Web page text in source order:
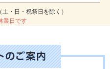
・日・祝祭日を除く）
業日です